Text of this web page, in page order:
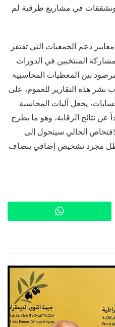
في مشاريع طرقية لم
دعم الجمعيات التي تفتقر
المنتخبين في الدورات
بين المعطيات المحاسبية
نشر هذه التقارير للعموم، على
يجعل آليات المحاسبة
عن نتائج الرقابة، وهو ما يطرح
الحالي سيتحول إلى
مجرد تشخيص إضافي ينضاف